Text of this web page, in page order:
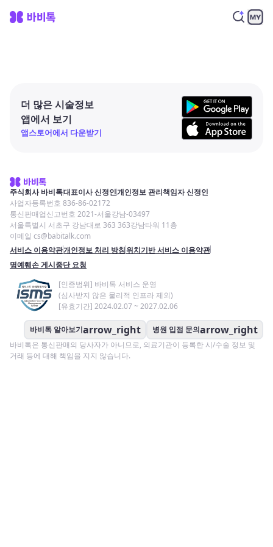
더 많은 시술정보
앱에서 보기
앱스토어에서 다운받기
주식회사 바비톡대표이사 신정인개인정보 관리책임자 신정인
사업자등록번호 836-86-02172
통신판매업신고번호 2021-서울강남-03497
서울특별시 서초구 강남대로 363 363강남타워 11층
이메일 cs@babitalk.com
서비스 이용약관개인정보 처리 방침위치기반 서비스 이용약관
명예훼손 게시중단 요청
[인증범위] 바비톡 서비스 운영
(심사받지 않은 물리적 인프라 제외)
[유효기간] 2024.02.07 ~ 2027.02.06
바비톡 알아보기arrow_right 병원 입점 문의arrow_right
바비톡은 통신판매의 당사자가 아니므로, 의료기관이 등록한 시/수술 정보 및
거래 등에 대해 책임을 지지 않습니다.